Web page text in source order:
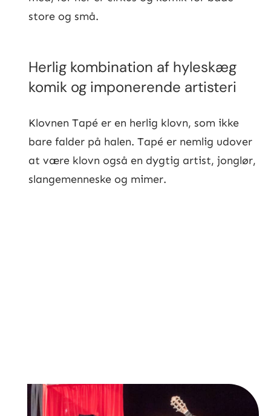
store og små.
Herlig kombination af hyleskæg
komik og imponerende artisteri
Klovnen Tapé er en herlig klovn, som ikke
bare falder på halen. Tapé er nemlig udover
at være klovn også en dygtig artist, jonglør,
slangemenneske og mimer.